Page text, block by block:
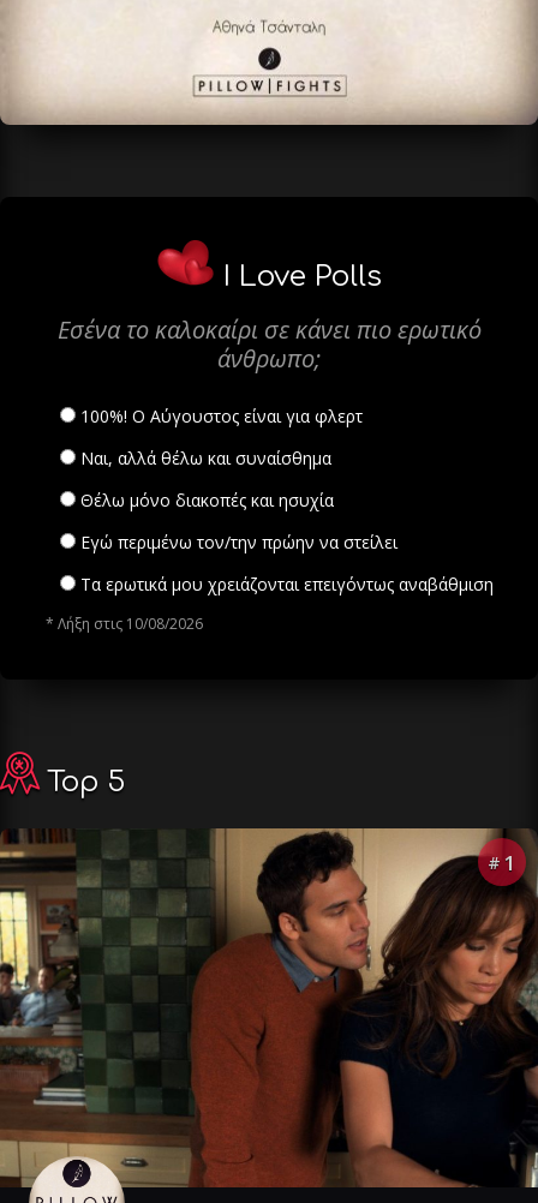
I Love Polls
Εσένα το καλοκαίρι σε κάνει πιο ερωτικό
άνθρωπο;
100%! Ο Αύγουστος είναι για φλερτ
Ναι, αλλά θέλω και συναίσθημα
Θέλω μόνο διακοπές και ησυχία
Εγώ περιμένω τον/την πρώην να στείλει
Τα ερωτικά μου χρειάζονται επειγόντως αναβάθμιση
* Λήξη στις 10/08/2026
Top 5
# 1